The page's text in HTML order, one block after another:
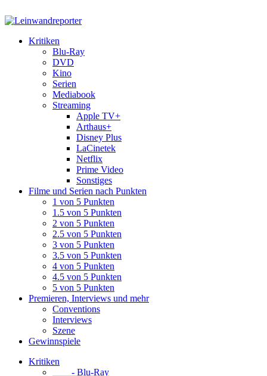
Kritiken
Blu-Ray
DVD
Kino
Serien
Mediabook
Streaming
Apple TV+
Arthaus+
Disney Plus
LaCinetek
Netflix
Prime Video
Sonstiges
Filme und Serien nach Punkten
1 von 5 Punkten
1.5 von 5 Punkten
2 von 5 Punkten
2.5 von 5 Punkten
3 von 5 Punkten
3.5 von 5 Punkten
4 von 5 Punkten
4.5 von 5 Punkten
5 von 5 Punkten
Premieren, Interviews und mehr
Conventions
Interviews
Szene
Gewinnspiele
Kritiken
- Blu-Ray